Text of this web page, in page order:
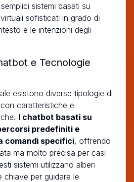
sistemi basati su
sofisticati in grado di
e le intenzioni degli
e Tecnologie
esistono diverse tipologie di
caratteristiche e
I chatbot basati su
predefiniti e
comandi specifici , offrendo
ma molto precisa per casi
sistemi utilizzano alberi
chiave per guidare le